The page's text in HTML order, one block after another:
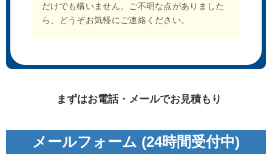
だけでも構いません。ご不明な点がありました
ら、どうぞお気軽にご連絡ください。
まずはお電話・メールでお見積もり
メールフォーム (24時間受付中)